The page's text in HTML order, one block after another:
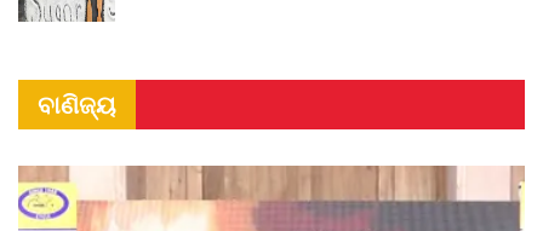
ବାଣିଜ୍ୟ